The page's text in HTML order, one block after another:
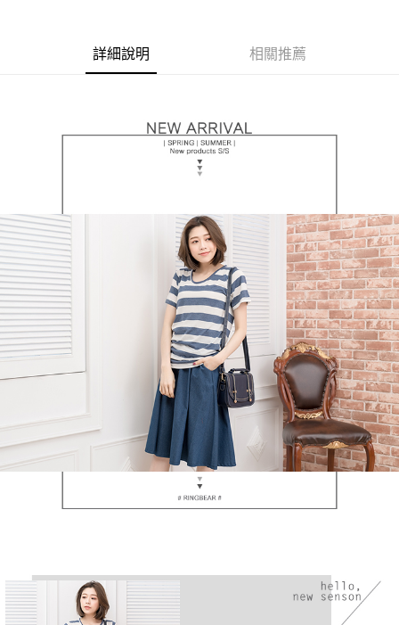
1.本服務係由「台灣大哥大股份有限公司」（以下簡稱本公司）所提供，讓
由本公司與您本人進行分期帳單所需資料之確認、核對及更正。
3.完整用戶服務條款，請詳閱以下連結：https://oppay.tw/userRule
※ 請注意：結帳手續完成當下不需立刻繳費，但若您需要取消訂單，請聯絡
購買商品的店家。未經商家同意取消之訂單仍視為有效，需透過AFTEE先享
是否繳費成功／繳費後需取消欲退款等相關疑問，請聯繫「AFTEE先享後付
客戶支援中心」https://netprotections.freshdesk.com/support/home
權轉讓予恩沛科技股份有限公司。
２．關於個人資料處理事宜，請瀏覽以下網址：
https://aftee.tw/terms/#terms3
３．未成年的使用者請事先徵得法定代理人或監護人之同意方可使用
「AFTEE先享後付」，若未經同意申辦者引起之損失，本公司不負相關責
任。
４．使用「AFTEE先享後付」時，將依據個別帳號之用戶狀況，依本公司即
時審查核予不同之上限額度；若仍有額度不足之情形，本公司將視審查結果
請求用戶進行身份認證。
５．嚴禁一人註冊多個帳號或使用他人資訊註冊。若發現惡意使用之情形，
恩沛科技股份有限公司將有權停止該用戶之使用額度並採取法律行動。
每筆NT$70，滿NT$799(含以上)免運費
每筆NT$70，滿NT$699(含以上)免運費
詳細說明 相關推薦